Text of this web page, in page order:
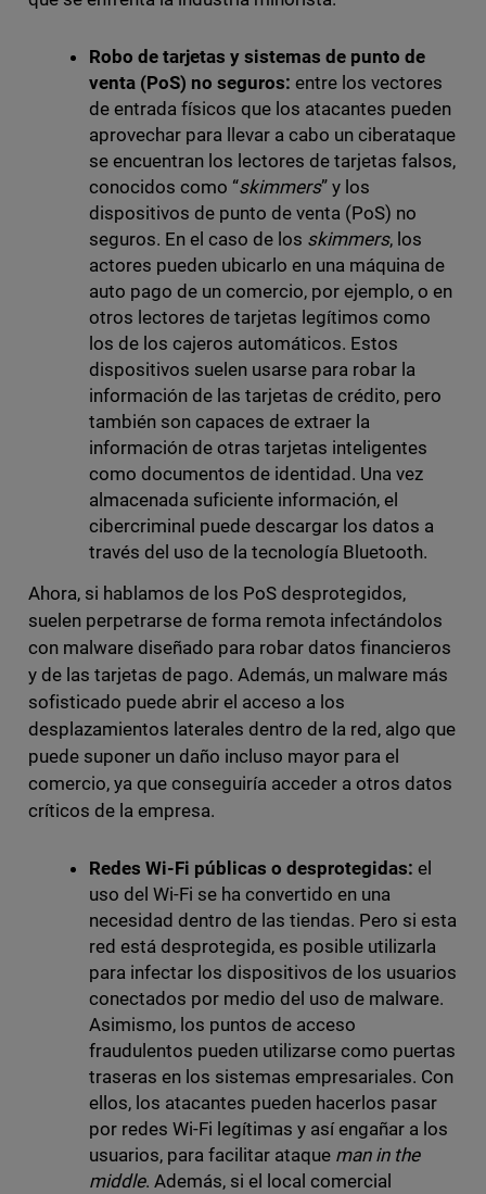
Robo de tarjetas y sistemas de punto de
venta (PoS) no seguros: entre los vectores
de entrada físicos que los atacantes pueden
aprovechar para llevar a cabo un ciberataque
se encuentran los lectores de tarjetas falsos,
conocidos como “skimmers” y los
dispositivos de punto de venta (PoS) no
seguros. En el caso de los skimmers, los
actores pueden ubicarlo en una máquina de
auto pago de un comercio, por ejemplo, o en
otros lectores de tarjetas legítimos como
los de los cajeros automáticos. Estos
dispositivos suelen usarse para robar la
información de las tarjetas de crédito, pero
también son capaces de extraer la
información de otras tarjetas inteligentes
como documentos de identidad. Una vez
almacenada suficiente información, el
cibercriminal puede descargar los datos a
través del uso de la tecnología Bluetooth.
Ahora, si hablamos de los PoS desprotegidos,
suelen perpetrarse de forma remota infectándolos
con malware diseñado para robar datos financieros
y de las tarjetas de pago. Además, un malware más
sofisticado puede abrir el acceso a los
desplazamientos laterales dentro de la red, algo que
puede suponer un daño incluso mayor para el
comercio, ya que conseguiría acceder a otros datos
críticos de la empresa.
Redes Wi-Fi públicas o desprotegidas: el
uso del Wi-Fi se ha convertido en una
necesidad dentro de las tiendas. Pero si esta
red está desprotegida, es posible utilizarla
para infectar los dispositivos de los usuarios
conectados por medio del uso de malware.
Asimismo, los puntos de acceso
fraudulentos pueden utilizarse como puertas
traseras en los sistemas empresariales. Con
ellos, los atacantes pueden hacerlos pasar
por redes Wi-Fi legítimas y así engañar a los
usuarios, para facilitar ataque man in the
middle. Además, si el local comercial